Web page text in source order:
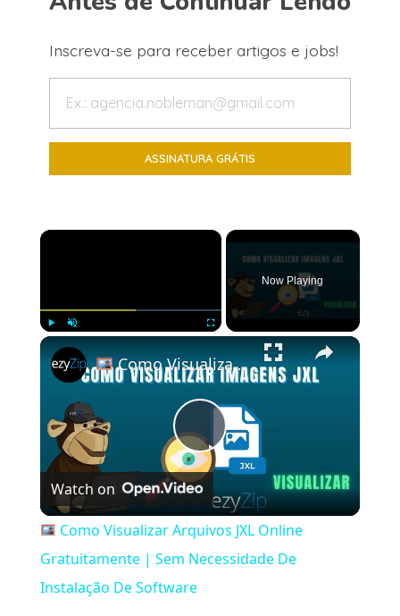
Inscreva-se para receber artigos e jobs!
×
Now Playing
×
Play
Video
Como Visualizar Arquivos JXL Online Gratuitamente | Sem Necessidade De Instalação De Software
Watch on
Como Visualizar Arquivos JXL Online
Gratuitamente | Sem Necessidade De
Instalação De Software